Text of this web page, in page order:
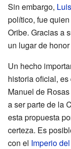
Sin embargo,
político, fue
Oribe. Gracias a
un lugar de
Un hecho
historia oficial,
Manuel de
a ser parte de la
esta propuesta
certeza. Es
con el Imperio